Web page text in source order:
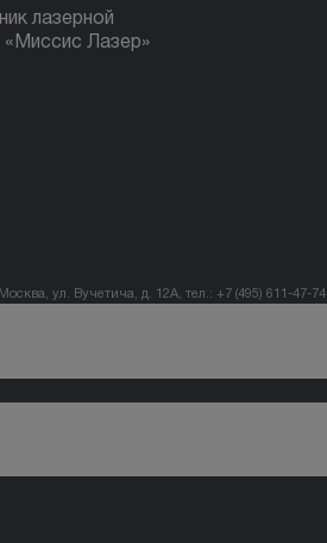
лазерной
«Миссис Лазер»
ул. Вучетича, д. 12А, тел.: +7 (495) 611-47-74